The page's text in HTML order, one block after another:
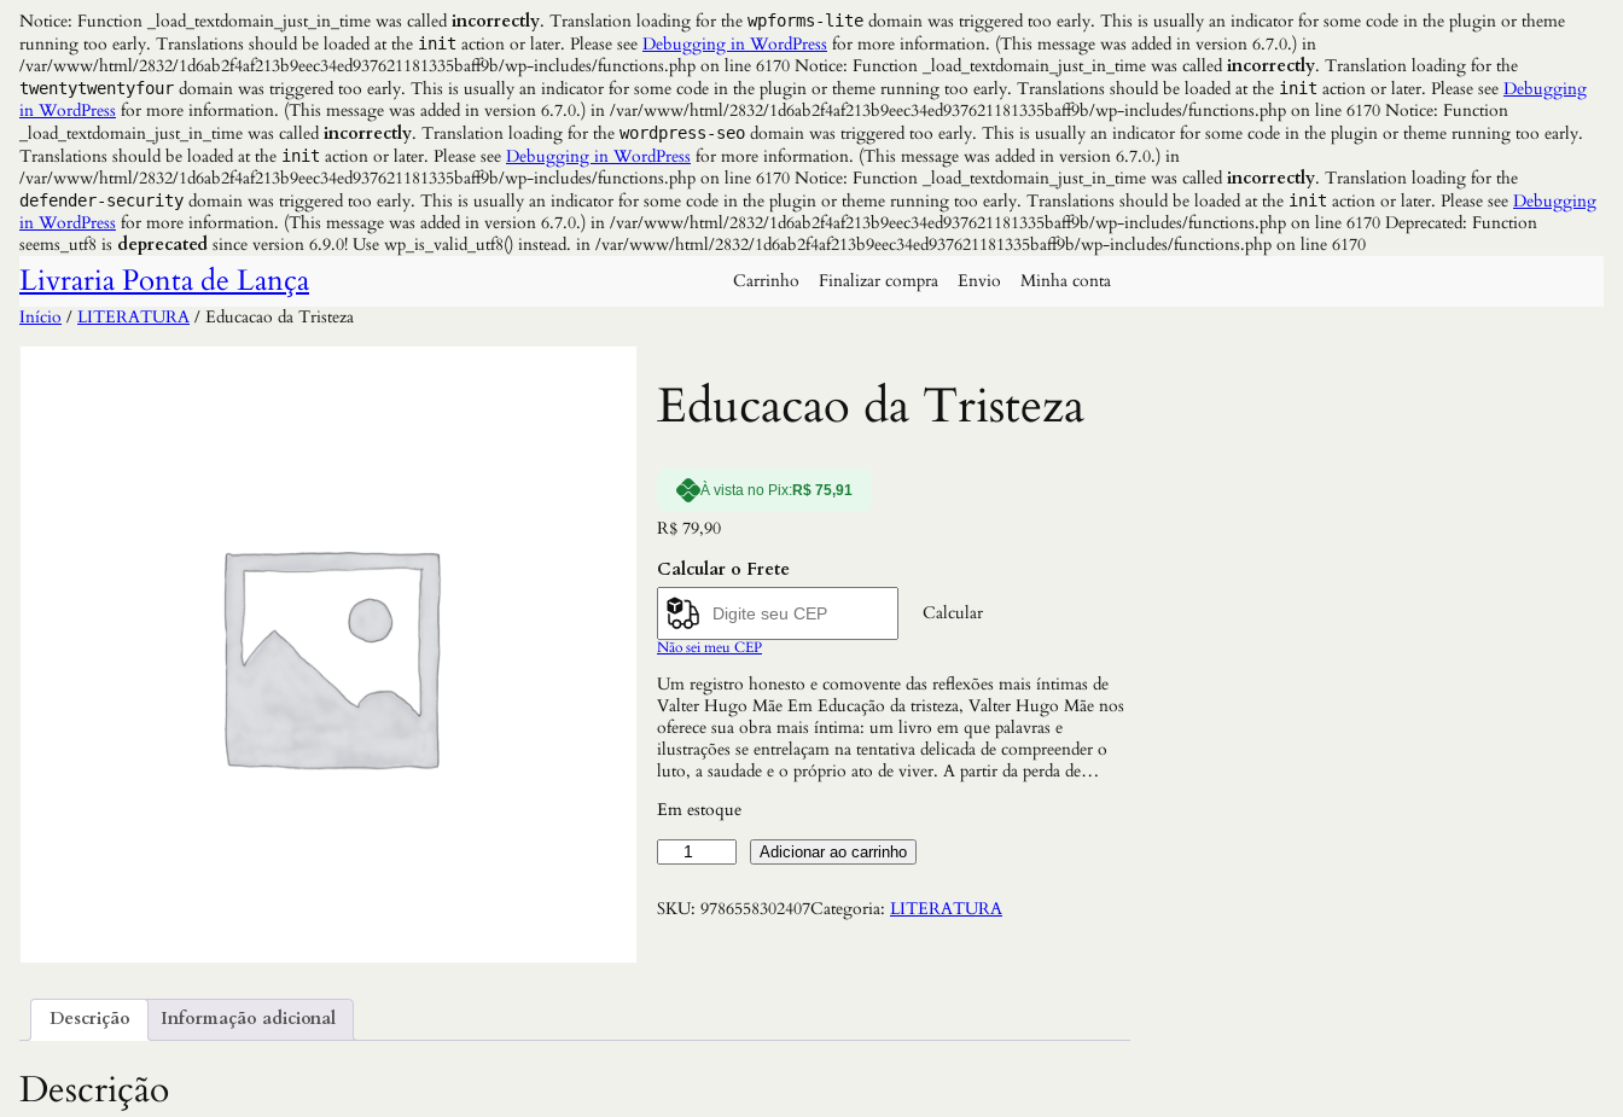
Notice: Function _load_textdomain_just_in_time was called incorrectly. Translation loading for the wpforms-lite domain was triggered too early. This is usually an indicator for some code in the plugin or theme
running too early. Translations should be loaded at the init action or later. Please see Debugging in WordPress for more information. (This message was added in version 6.7.0.) in
/var/www/html/2832/1d6ab2f4af213b9eec34ed937621181335baff9b/wp-includes/functions.php on line 6170 Notice: Function _load_textdomain_just_in_time was called incorrectly. Translation loading for the
twentytwentyfour domain was triggered too early. This is usually an indicator for some code in the plugin or theme running too early. Translations should be loaded at the init action or later. Please see Debugging
in WordPress for more information. (This message was added in version 6.7.0.) in /var/www/html/2832/1d6ab2f4af213b9eec34ed937621181335baff9b/wp-includes/functions.php on line 6170 Notice: Function
_load_textdomain_just_in_time was called incorrectly. Translation loading for the wordpress-seo domain was triggered too early. This is usually an indicator for some code in the plugin or theme running too early.
Translations should be loaded at the init action or later. Please see Debugging in WordPress for more information. (This message was added in version 6.7.0.) in
/var/www/html/2832/1d6ab2f4af213b9eec34ed937621181335baff9b/wp-includes/functions.php on line 6170 Notice: Function _load_textdomain_just_in_time was called incorrectly. Translation loading for the
defender-security domain was triggered too early. This is usually an indicator for some code in the plugin or theme running too early. Translations should be loaded at the init action or later. Please see Debugging
in WordPress for more information. (This message was added in version 6.7.0.) in /var/www/html/2832/1d6ab2f4af213b9eec34ed937621181335baff9b/wp-includes/functions.php on line 6170 Deprecated: Function
seems_utf8 is deprecated since version 6.9.0! Use wp_is_valid_utf8() instead. in /var/www/html/2832/1d6ab2f4af213b9eec34ed937621181335baff9b/wp-includes/functions.php on line 6170
Livraria Ponta de Lança Carrinho Finalizar compra Envio
Minha conta
Início / LITERATURA / Educacao da Tristeza
Educacao da Tristeza
À vista no Pix:R$ 75,91
R$ 79,90
Calcular o Frete
Calcular
Não sei meu CEP
Um registro honesto e comovente das reflexões mais íntimas de
Valter Hugo Mãe Em Educação da tristeza, Valter Hugo Mãe nos
oferece sua obra mais íntima: um livro em que palavras e
ilustrações se entrelaçam na tentativa delicada de compreender o
luto, a saudade e o próprio ato de viver. A partir da perda de…
Em estoque
E
d
c
a
Adicionar ao carrinho
SKU: 9786558302407Categoria: LITERATURA
Descrição Informação adicional
Descrição